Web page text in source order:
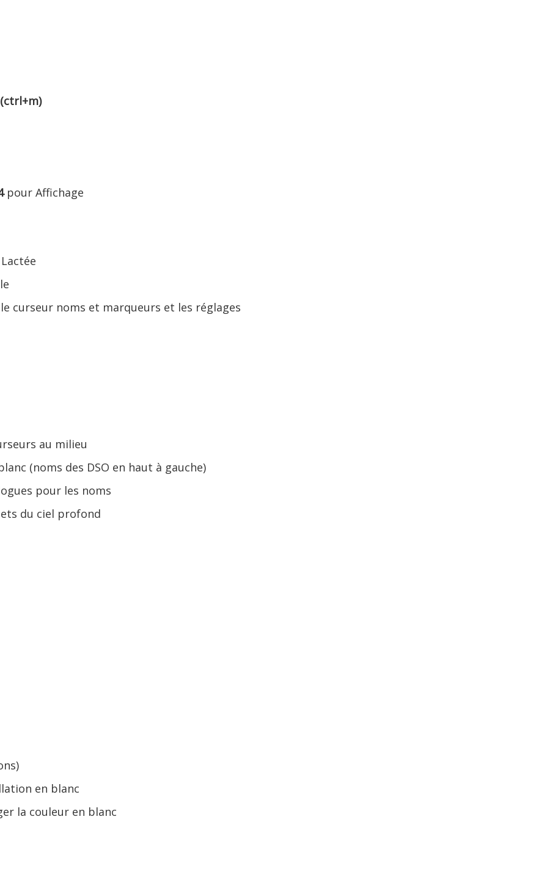
(ctrl+m)
pour Affichage
curseur noms et marqueurs et les réglages
au milieu
(noms des DSO en haut à gauche)
pour les noms
du ciel profond
en blanc
la couleur en blanc